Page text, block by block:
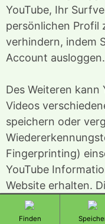
YouTube, Ihr
persönlichen Profil
verhindern, indem
Account ausloggen.
Des Weiteren kann
Videos
speichern oder
Fingerprinting)
YouTube
Website erhalten.
a. verwendet, um
Freizeittipp-